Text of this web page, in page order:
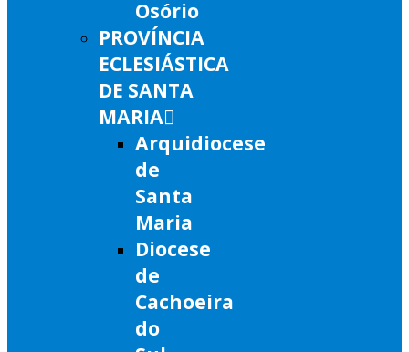
Osório
PROVÍNCIA
ECLESIÁSTICA
DE SANTA
MARIA
Arquidiocese
de
Santa
Maria
Diocese
de
Cachoeira
do